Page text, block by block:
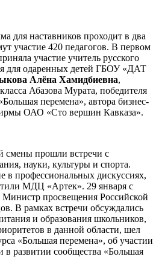
для наставников проходит в два
участие 420 педагогов. В первом
участие учитель русского
для одаренных детей ГБОУ «ДАТ
Алёна Хамидбиевна,
Абазова Мурата, победителя
перемена», автора бизнес-
ОАО «Сто вершин Кавказа».
смены прошли встречи с
науки, культуры и спорта.
в профессиональных дискуссиях,
МДЦ «Артек». 29 января с
Министр просвещения Российской
В рамках встречи обсуждались
и образования школьников,
в данной области, шел
«Большая перемена», об участии
в развитии сообщества «Большая